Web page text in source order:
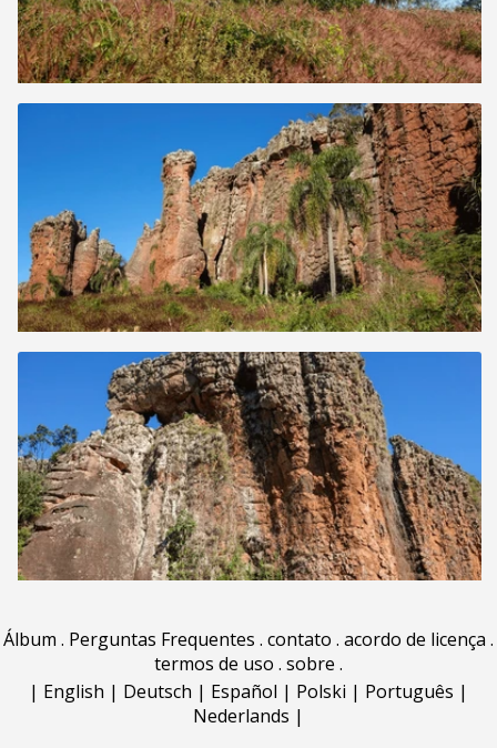
Álbum . Perguntas Frequentes . contato . acordo de licença .
termos de uso . sobre .
| English | Deutsch | Español | Polski | Português |
Nederlands |